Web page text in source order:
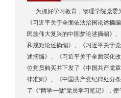
为抓好学习教育，物理学院党委
《习近平关于全面依法治国论述摘
民族伟大复兴的中国梦论述摘编》
和规矩论述摘编》、《习近平关于
述摘编》、《习近平关于全面深化
位党员购买并下发了《中国共产党
律准则》、《中国共产党纪律处分
了《“两学一做”党员学习笔记》，